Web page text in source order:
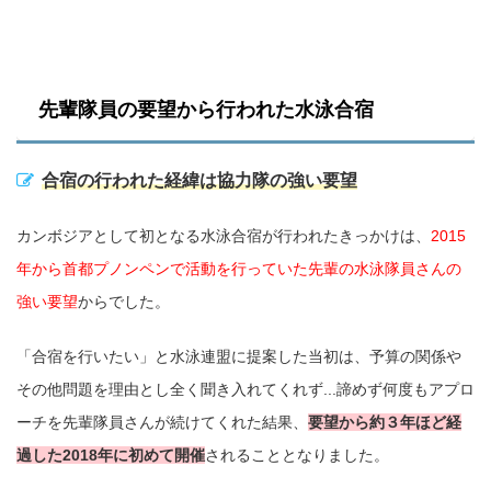
先輩隊員の要望から行われた水泳合宿
合宿の行われた経緯は協力隊の強い要望
カンボジアとして初となる水泳合宿が行われたきっかけは、 2015
年から首都プノンペンで活動を行っていた先輩の水泳隊員さんの
強い要望からでした。
「合宿を行いたい」と水泳連盟に提案した当初は、予算の関係や
その他問題を理由とし全く聞き入れてくれず...諦めず何度もアプロ
ーチを先輩隊員さんが続けてくれた結果、 要望から約３年ほど経
過した2018年に初めて開催されることとなりました。